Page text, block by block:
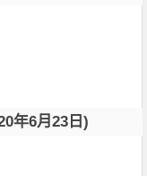
年6月23日)